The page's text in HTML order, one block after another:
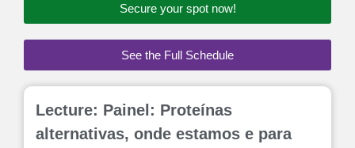
Secure your spot now!
See the Full Schedule
Lecture: Painel: Proteínas
alternativas, onde estamos e para